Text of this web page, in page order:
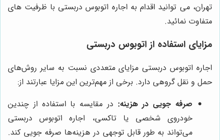
تهران، می توانید اقدام به اجاره اتوبوس دربستی با ظرفیت های
متفاوت نمائید.
مزایای استفاده از اتوبوس دربستی
اجاره اتوبوس دربستی مزایای متعددی نسبت به سایر روش‌های
حمل و نقل گروهی دارد. برخی از مهم‌ترین این مزایا عبارتند از:
صرفه جویی در هزینه: در مقایسه با استفاده از چندین
خودروی شخصی یا تاکسی، اجاره اتوبوس دربستی
می‌تواند به طور قابل توجهی در هزینه‌ها صرفه جویی کند.